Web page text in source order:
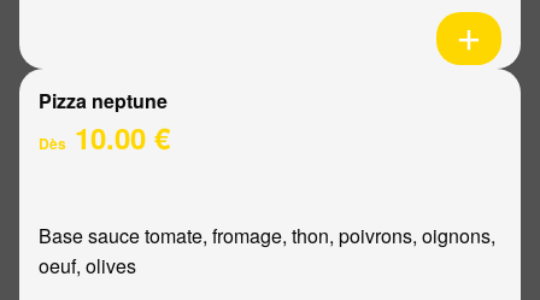
Pizza neptune
Dès 10.00 €
Base sauce tomate, fromage, thon, poivrons, oignons,
oeuf, olives